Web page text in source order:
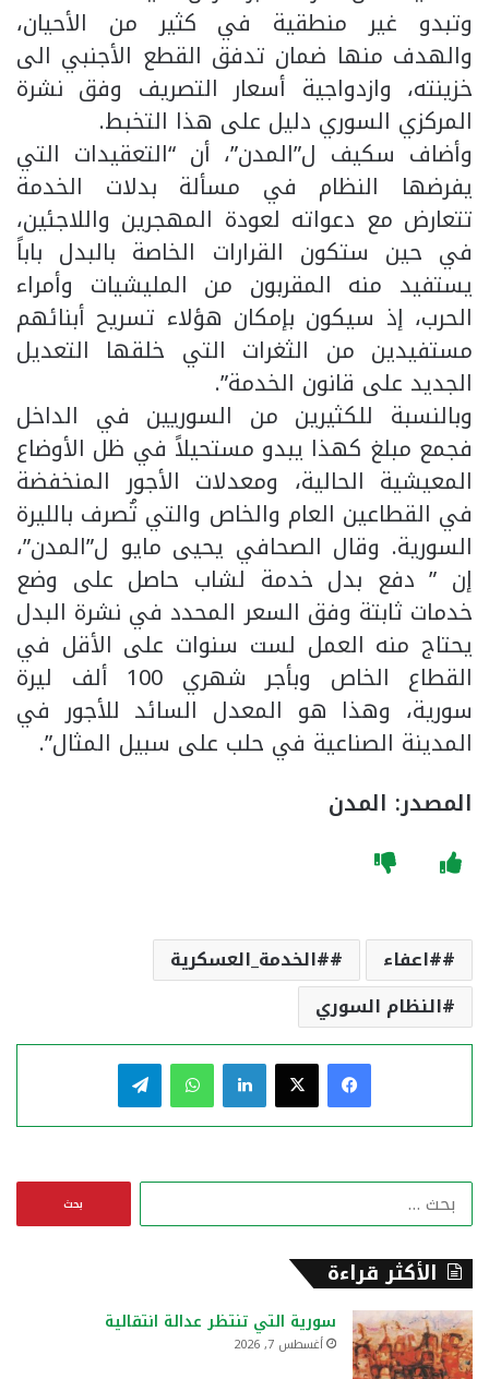
وتبدو غير منطقية في كثير من الأحيان،
والهدف منها ضمان تدفق القطع الأجنبي الى
خزينته، وازدواجية أسعار التصريف وفق نشرة
المركزي السوري دليل على هذا التخبط.
وأضاف سكيف ل”المدن”، أن “التعقيدات التي
يفرضها النظام في مسألة بدلات الخدمة
تتعارض مع دعواته لعودة المهجرين واللاجئين،
في حين ستكون القرارات الخاصة بالبدل باباً
يستفيد منه المقربون من المليشيات وأمراء
الحرب، إذ سيكون بإمكان هؤلاء تسريح أبنائهم
مستفيدين من الثغرات التي خلقها التعديل
الجديد على قانون الخدمة”.
وبالنسبة للكثيرين من السوريين في الداخل
فجمع مبلغ كهذا يبدو مستحيلاً في ظل الأوضاع
المعيشية الحالية، ومعدلات الأجور المنخفضة
في القطاعين العام والخاص والتي تُصرف بالليرة
السورية. وقال الصحافي يحيى مايو ل”المدن”،
إن ” دفع بدل خدمة لشاب حاصل على وضع
خدمات ثابتة وفق السعر المحدد في نشرة البدل
يحتاج منه العمل لست سنوات على الأقل في
القطاع الخاص وبأجر شهري 100 ألف ليرة
سورية، وهذا هو المعدل السائد للأجور في
المدينة الصناعية في حلب على سبيل المثال”.
المصدر: المدن
#اعفاء
#الخدمة_العسكرية
النظام السوري
فيسبوك لينكدإن واتساب
ن
الأكثر قراءة
سورية التي تنتظر عدالة انتقالية
أغسطس 7, 2026